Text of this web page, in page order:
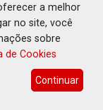
a melhor
no site, você
sobre
de Cookies
Continuar